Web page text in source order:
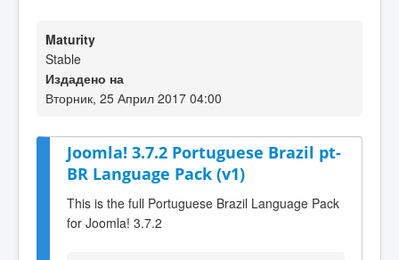
Maturity
Stable
Издадено на
Вторник, 25 Април 2017 04:00
Joomla! 3.7.2 Portuguese Brazil pt-
BR Language Pack (v1)
This is the full Portuguese Brazil Language Pack
for Joomla! 3.7.2